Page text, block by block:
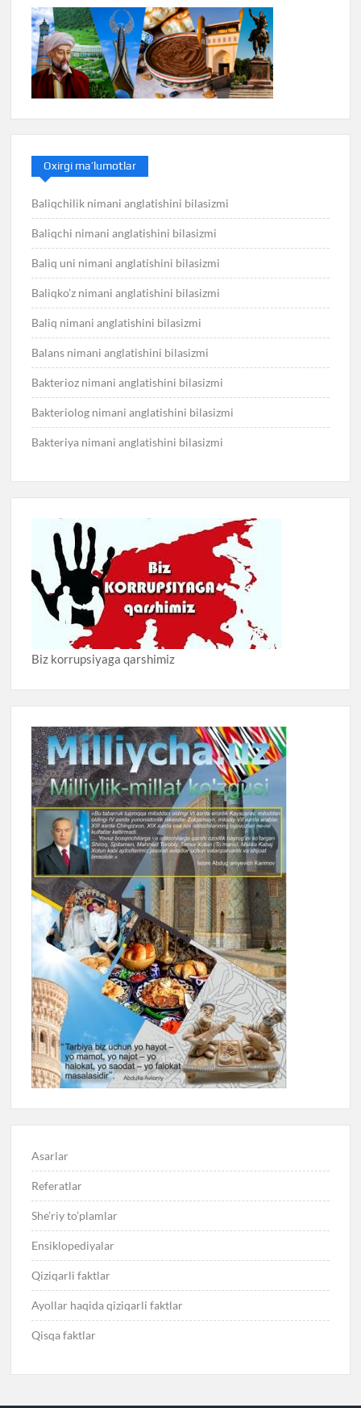
Oxirgi ma’lumotlar
Baliqchilik nimani anglatishini bilasizmi
Baliqchi nimani anglatishini bilasizmi
Baliq uni nimani anglatishini bilasizmi
Baliqko’z nimani anglatishini bilasizmi
Baliq nimani anglatishini bilasizmi
Balans nimani anglatishini bilasizmi
Bakterioz nimani anglatishini bilasizmi
Bakteriolog nimani anglatishini bilasizmi
Bakteriya nimani anglatishini bilasizmi
Biz korrupsiyaga qarshimiz
Asarlar
Referatlar
She’riy to’plamlar
Ensiklopediyalar
Qiziqarli faktlar
Ayollar haqida qiziqarli faktlar
Qisqa faktlar